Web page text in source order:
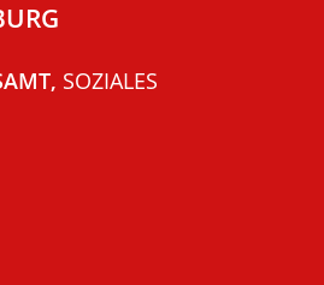
SOZIALES